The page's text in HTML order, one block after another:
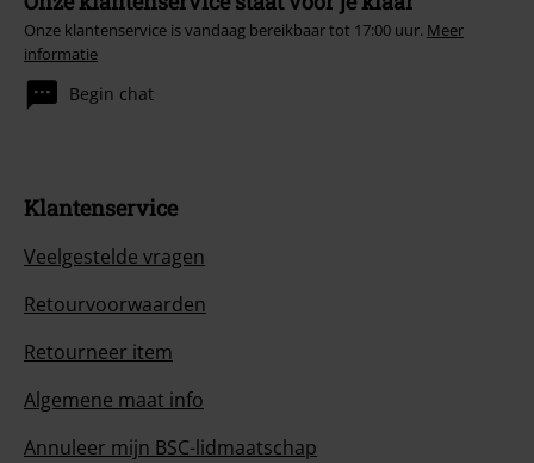
Onze klantenservice is vandaag bereikbaar tot 17:00 uur. Meer
informatie
Begin chat
Klantenservice
Veelgestelde vragen
Retourvoorwaarden
Retourneer item
Algemene maat info
Annuleer mijn BSC-lidmaatschap